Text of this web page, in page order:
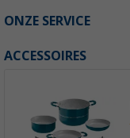
ONZE SERVICE
ACCESSOIRES